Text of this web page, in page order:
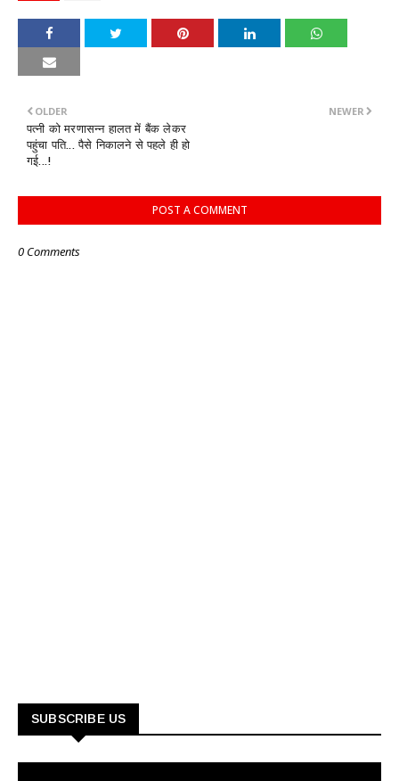
NEWER
OLDER
पत्नी को मरणासन्न हालत में बैंक लेकर
पहुंचा पति... पैसे निकालने से पहले ही हो
गई...!
POST A COMMENT
0 Comments
SUBSCRIBE US